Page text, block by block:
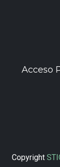
Acceso
Copyright